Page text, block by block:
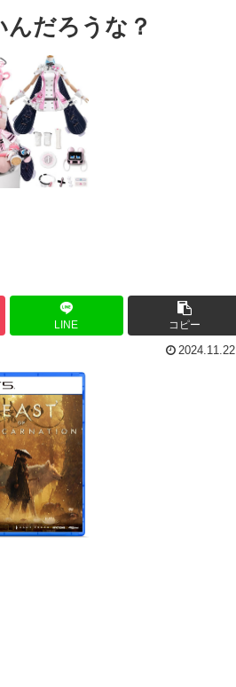
んだろうな？
LINE コピー
2024.11.22